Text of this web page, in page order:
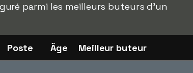
parmi les meilleurs buteurs d'un
Poste Âge Meilleur buteur